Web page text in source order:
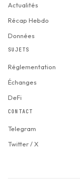
Actualités
Récap Hebdo
Données
SUJETS
Réglementation
Échanges
DeFi
CONTACT
Telegram
Twitter / X